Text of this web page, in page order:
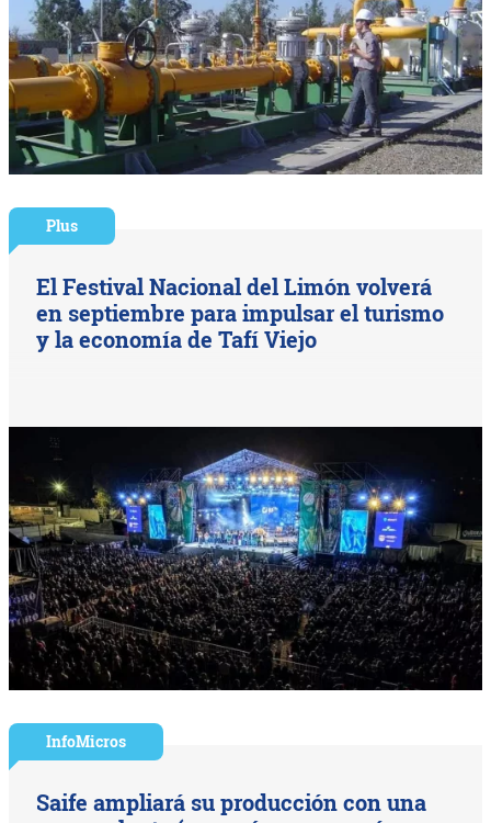
Plus
El Festival Nacional del Limón volverá
en septiembre para impulsar el turismo
y la economía de Tafí Viejo
InfoMicros
Saife ampliará su producción con una